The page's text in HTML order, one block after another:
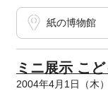
紙の博物館
ミニ展示 こど
2004年4月1日（木